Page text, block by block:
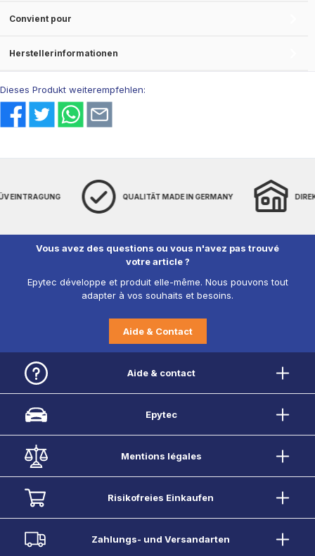
Convient pour
Herstellerinformationen
Dieses Produkt weiterempfehlen:
EINTRAGUNG QUALITÄT MADE IN GERMANY
Vous avez des questions ou vous n'avez pas trouvé
votre article ?
Epytec développe et produit elle-même. Nous pouvons tout
adapter à vos souhaits et besoins.
Aide & Contact
Aide & contact
Epytec
Mentions légales
Risikofreies Einkaufen
Zahlungs- und Versandarten